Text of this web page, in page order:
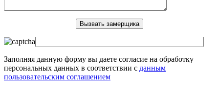
Заполняя данную форму вы даете согласие на обработку
персональных данных в соответствии с данным
пользовательским соглашением